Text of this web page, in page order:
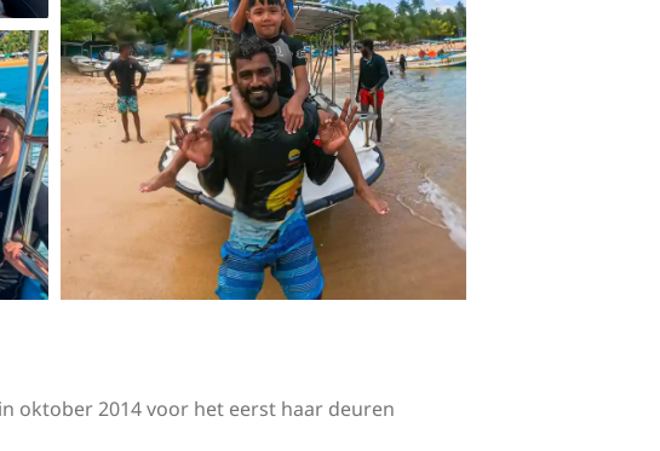
oktober 2014 voor het eerst haar deuren